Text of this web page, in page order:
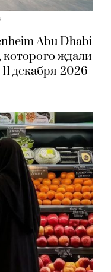
Abu Dhabi
ждали
декабря 2026